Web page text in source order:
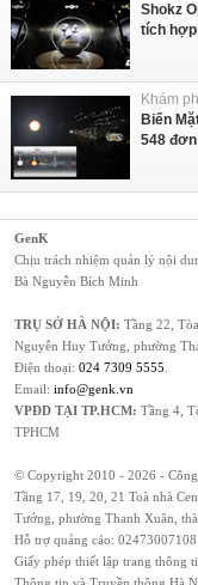
Shokz
tích hợp
Khám
Biến
548
GenK
Chịu trách nhiệm quản lý nội
Bà Nguyễn Bích Minh
TRỤ SỞ HÀ NỘI: Tầng 22,
Nguyễn Huy Tưởng, phường
Điện thoại: 024 7309 5555
Email: info@genk.vn
VPĐD TẠI TP.HCM: Tầng 4,
TPHCM
© Copyright 2010 - 2026 -
Tầng 17, 19, 20, 21 Toà nhà
Tưởng, phường Thanh Xuân,
Hỗ trợ quảng cáo: 02473007108
Giấy phép thiết lập trang thông